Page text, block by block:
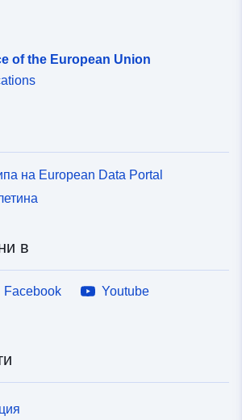
of the European Union
на European Data Portal
в
Facebook
Youtube